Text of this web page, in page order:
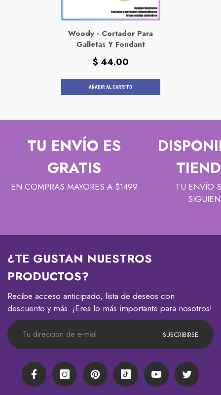
Woody - Cortador Para
Galletas Y Fondant
Precio
$ 44.00
AÑADIR AL CARRITO
TU ENVÍO ES
GRATIS
EN COMPRAS MAYORES A $1499
TU ENVÍO
¿TE GUSTAN NUESTROS
PRODUCTOS?
Recibe acceso anticipado, lista de deseos con
descuento y más. ¡Eres lo más importante para nosotros!
SUSCRIBIRSE
FacebookInstagramPinterestTikTok YouTube Twitter